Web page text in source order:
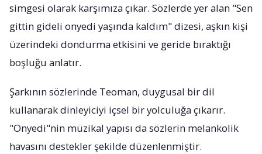
simgesi olarak karşımıza çıkar. Sözlerde yer alan "Sen
gittin gideli onyedi yaşında kaldım" dizesi, aşkın kişi
üzerindeki dondurma etkisini ve geride bıraktığı
boşluğu anlatır.
Şarkının sözlerinde Teoman, duygusal bir dil
kullanarak dinleyiciyi içsel bir yolculuğa çıkarır.
"Onyedi"nin müzikal yapısı da sözlerin melankolik
havasını destekler şekilde düzenlenmiştir.